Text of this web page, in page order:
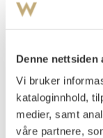
Denne nettsiden
Vi bruker
kataloginnhold,
medier, samt
våre partnere,
Nøytralien
grønnfarger, rosa
Arket: 555x494
Signert med
Woll 527 B) b).